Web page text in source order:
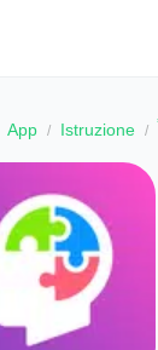
App Istruzione